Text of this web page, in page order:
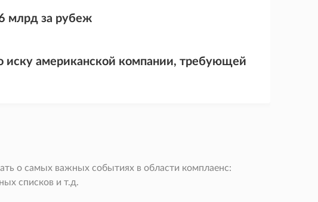
млрд за рубеж
американской компании, требующей
о самых важных событиях в области комплаенс:
списков и т.д.